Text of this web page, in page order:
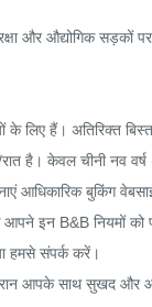
और औद्योगिक सड़कों
हैं। अतिरिक्त
है। केवल चीनी नव
आधिकारिक बुकिंग
आपने इन B&B नियमों
हमसे संपर्क करें।
आपके साथ सुखद और